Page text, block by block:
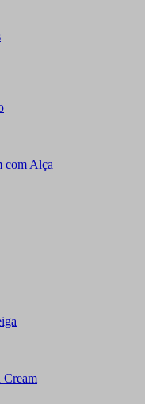
com Alça
Cream